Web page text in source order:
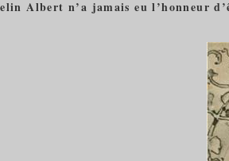
Albert n’a jamais eu l’honneur